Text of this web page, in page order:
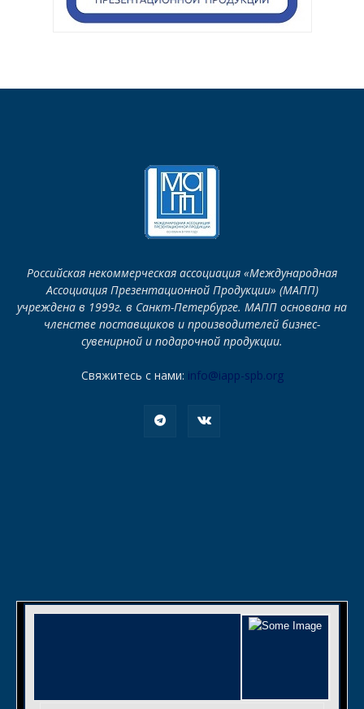
Российская некоммерческая ассоциация «Международная
Ассоциация Презентационной Продукции» (МАПП)
учреждена в 1999г. в Санкт-Петербурге. МАПП основана на
членстве поставщиков и производителей бизнес-
сувенирной и подарочной продукции.
Свяжитесь с нами: info@iapp-spb.org